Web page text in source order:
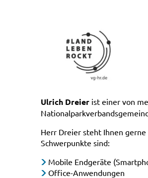
Ulrich Dreier ist einer von
Herr Dreier steht Ihnen
Schwerpunkte sind:
Mobile Endgeräte
Office-Anwendungen